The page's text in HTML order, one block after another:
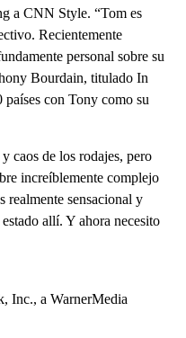
a CNN Style. “Tom es
Recientemente
personal sobre su
Bourdain, titulado In
países con Tony como su
caos de los rodajes, pero
increíblemente complejo
realmente sensacional y
allí. Y ahora necesito
a WarnerMedia